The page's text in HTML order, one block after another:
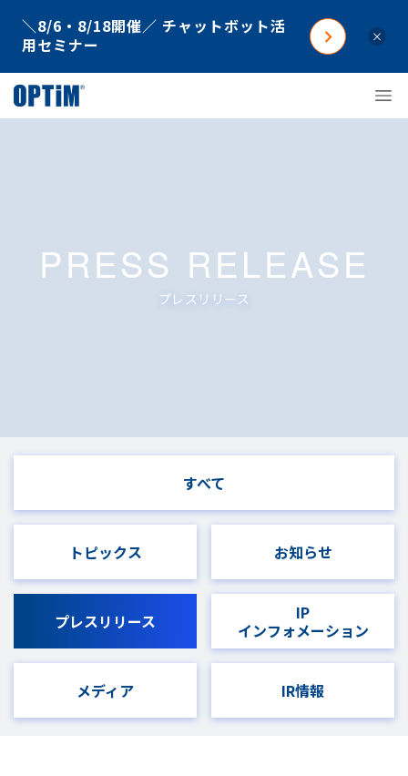
＼8/6・8/18開催／ チャットボット活
用セミナー
×
PRESS RELEASE
プレスリリース
すべて
トピックス お知らせ
プレスリリース
IP
インフォメーション
メディア IR情報